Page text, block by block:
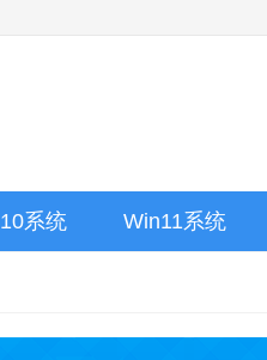
系统 Win11系统